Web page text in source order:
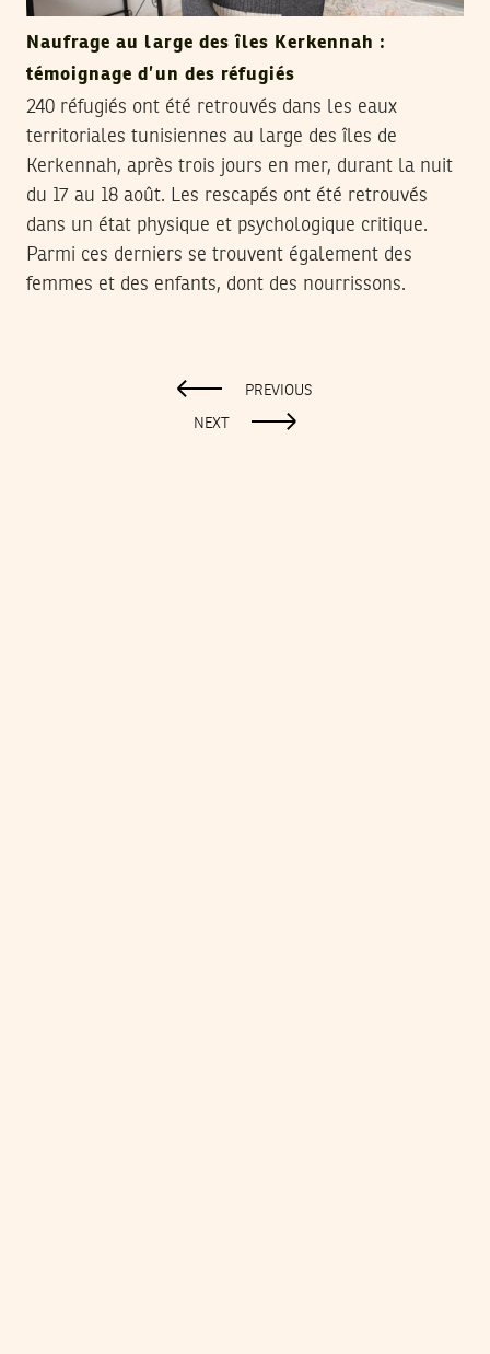
Naufrage au large des îles Kerkennah :
témoignage d’un des réfugiés
240 réfugiés ont été retrouvés dans les eaux
territoriales tunisiennes au large des îles de
Kerkennah, après trois jours en mer, durant la nuit
du 17 au 18 août. Les rescapés ont été retrouvés
dans un état physique et psychologique critique.
Parmi ces derniers se trouvent également des
femmes et des enfants, dont des nourrissons.
PREVIOUS
NEXT